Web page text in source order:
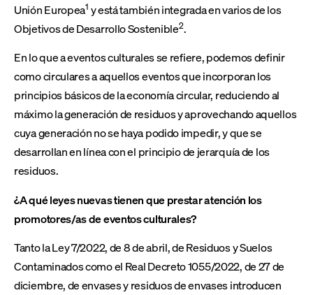
Unión Europea1 y está también integrada en varios de los
Objetivos de Desarrollo Sostenible2.
En lo que a eventos culturales se refiere, podemos definir
como circulares a aquellos eventos que incorporan los
principios básicos de la economía circular, reduciendo al
máximo la generación de residuos y aprovechando aquellos
cuya generación no se haya podido impedir, y que se
desarrollan en línea con el principio de jerarquía de los
residuos.
¿A qué leyes nuevas tienen que prestar atención los
promotores/as de eventos culturales?
Tanto la Ley 7/2022, de 8 de abril, de Residuos y Suelos
Contaminados como el Real Decreto 1055/2022, de 27 de
diciembre, de envases y residuos de envases introducen